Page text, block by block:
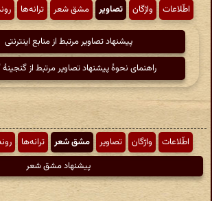
اطّلاعات واژگان تصاویر مشق شعر ترانه‌ها
پیشنهاد تصاویر مرتبط از منابع اینترنتی
راهنمای نحوهٔ پیشنهاد تصاویر مرتبط از
اطّلاعات واژگان تصاویر مشق شعر ترانه‌ها
پیشنهاد مشق شعر